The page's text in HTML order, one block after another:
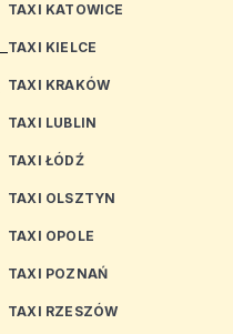
TAXI KATOWICE
TAXI KIELCE
TAXI KRAKÓW
TAXI LUBLIN
TAXI ŁÓDŹ
TAXI OLSZTYN
TAXI OPOLE
TAXI POZNAŃ
TAXI RZESZÓW